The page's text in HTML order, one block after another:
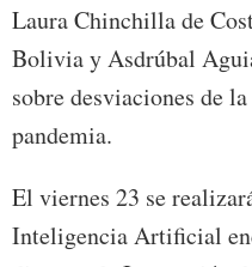
Laura Chinchilla de
Bolivia y Asdrúbal
sobre desviaciones de
pandemia.
El viernes 23 se
Inteligencia Artificial